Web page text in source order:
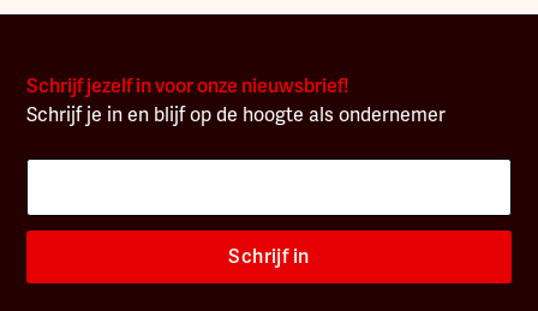
Schrijf jezelf in voor onze nieuwsbrief!
Schrijf je in en blijf op de hoogte als ondernemer
Schrijf in